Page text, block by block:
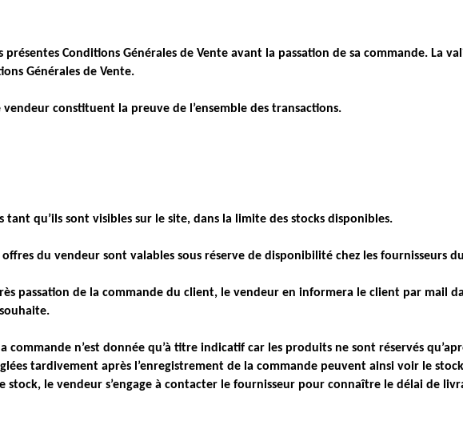
Conditions Générales de Vente avant la passation de sa commande. La
Générales de Vente.
constituent la preuve de l’ensemble des transactions.
qu’ils sont visibles sur le site, dans la limite des stocks disponibles.
du vendeur sont valables sous réserve de disponibilité chez les fournisseurs
passation de la commande du client, le vendeur en informera le client par mail
n’est donnée qu’à titre indicatif car les produits ne sont réservés
tardivement après l’enregistrement de la commande peuvent ainsi voir le
le vendeur s’engage à contacter le fournisseur pour connaître le délai de